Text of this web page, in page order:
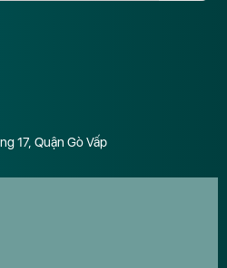
17, Quận Gò Vấp